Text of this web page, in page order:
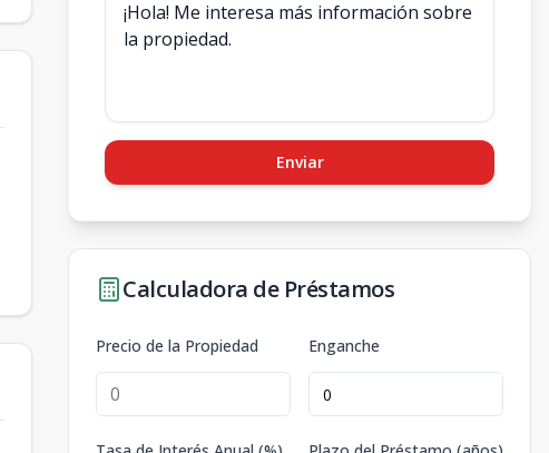
Enviar
Calculadora de Préstamos
Precio de la Propiedad Enganche